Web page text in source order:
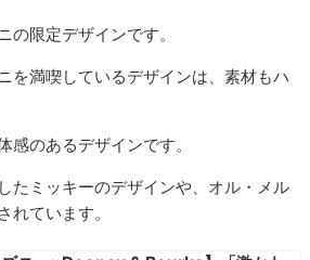
の限定デザインです。
を満喫しているデザインは、素材もハ
感のあるデザインです。
たミッキーのデザインや、オル・メル
れています。